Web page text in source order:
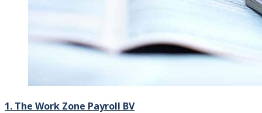
1. The Work Zone Payroll BV